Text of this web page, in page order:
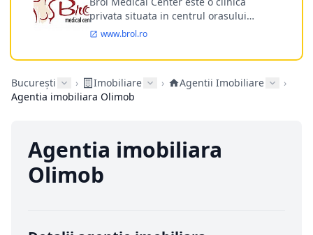
privata situata in centrul orasului
Timisoara avand o experienta de
Incepand din anul 2009 clinica isi
ultramodern.
www.brol.ro
București › Imobiliare › Agentii Imobiliare
›
Agentia imobiliara Olimob
Agentia imobiliara
Olimob